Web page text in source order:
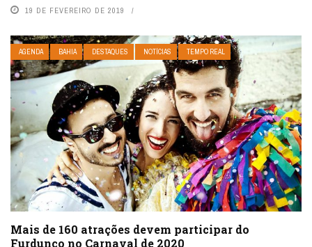
19 DE FEVEREIRO DE 2019
AGENDA BAHIA DESTAQUES NOTÍCIAS TEMPO REAL
Mais de 160 atrações devem participar do
Furdunço no Carnaval de 2020